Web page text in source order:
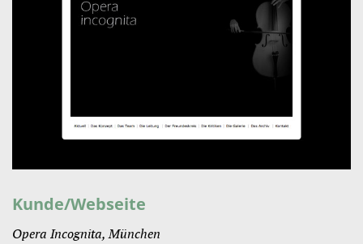
Kunde/Webseite
Opera Incognita, München